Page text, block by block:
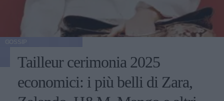
Tailleur cerimonia 2025
economici: i più belli di Zara,